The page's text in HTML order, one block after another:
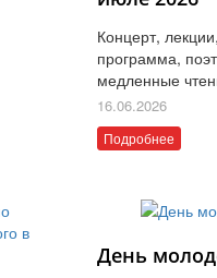
Концерт,
программа,
медленные
16.06.2026
Подробнее
День